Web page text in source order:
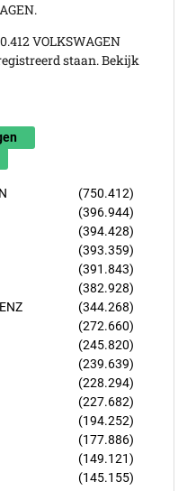
VOLKSWAGEN
staan. Bekijk
(750.412)
(396.944)
(394.428)
(393.359)
(391.843)
(382.928)
(344.268)
(272.660)
(245.820)
(239.639)
(228.294)
(227.682)
(194.252)
(177.886)
(149.121)
(145.155)